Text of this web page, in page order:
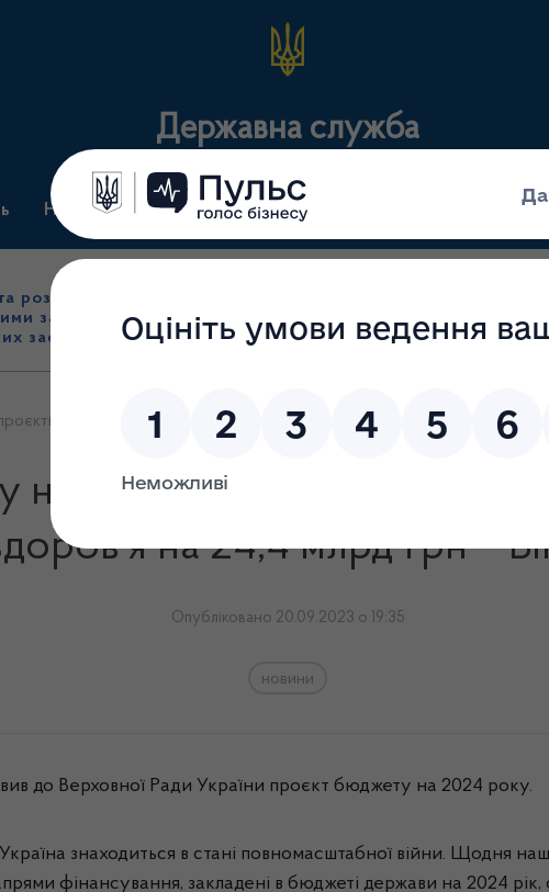
Державна служба
Нормативні документи Для громадськості
роздрібна торгівля
засобами, імпорт
засобів (крім АФІ)
нагляд
(контроль)
засобів, крові та
сертифікація
бюджету на 2024 рік уряд заклав збільшення видатків на
2024 рік уряд заклав
на 24,4 млрд грн –
Опубліковано 20.09.2023 о 19:35
новини
до Верховної Ради України проєкт бюджету на 2024 року.
знаходиться в стані повномасштабної війни. Щодня
фінансування, закладені в бюджеті держави на 2024